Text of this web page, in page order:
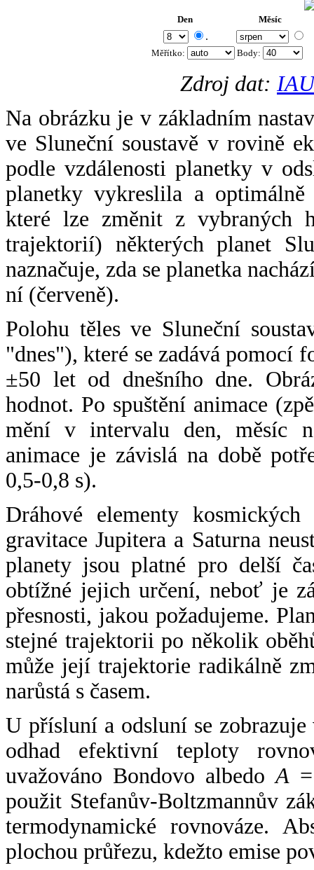
Den Měsíc
.
Měřítko: Body:
Zdroj dat:
Na obrázku je v základním
ve Sluneční soustavě v rovině
podle vzdálenosti planetky v
planetky vykreslila a
které lze změnit z vybraných
trajektorií) některých planet
naznačuje, zda se planetka
ní (červeně).
Polohu těles ve Sluneční
"dnes"), které se zadává pomocí
±50 let od dnešního dne.
hodnot. Po spuštění animace
mění v intervalu den, měsíc
animace je závislá na době
0,5-0,8 s).
Dráhové elementy
gravitace Jupitera a Saturna
planety jsou platné pro delší
obtížné jejich určení, neboť je
přesnosti, jakou požadujeme.
stejné trajektorii po několik
může její trajektorie radikálně
narůstá s časem.
U přísluní a odsluní se
odhad efektivní teploty
uvažováno Bondovo albedoA
použit Stefanův-Boltzmannův
termodynamické rovnováze.
plochou průřezu, kdežto emise